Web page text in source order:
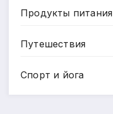
Продукты питания
Путешествия
Спорт и йога